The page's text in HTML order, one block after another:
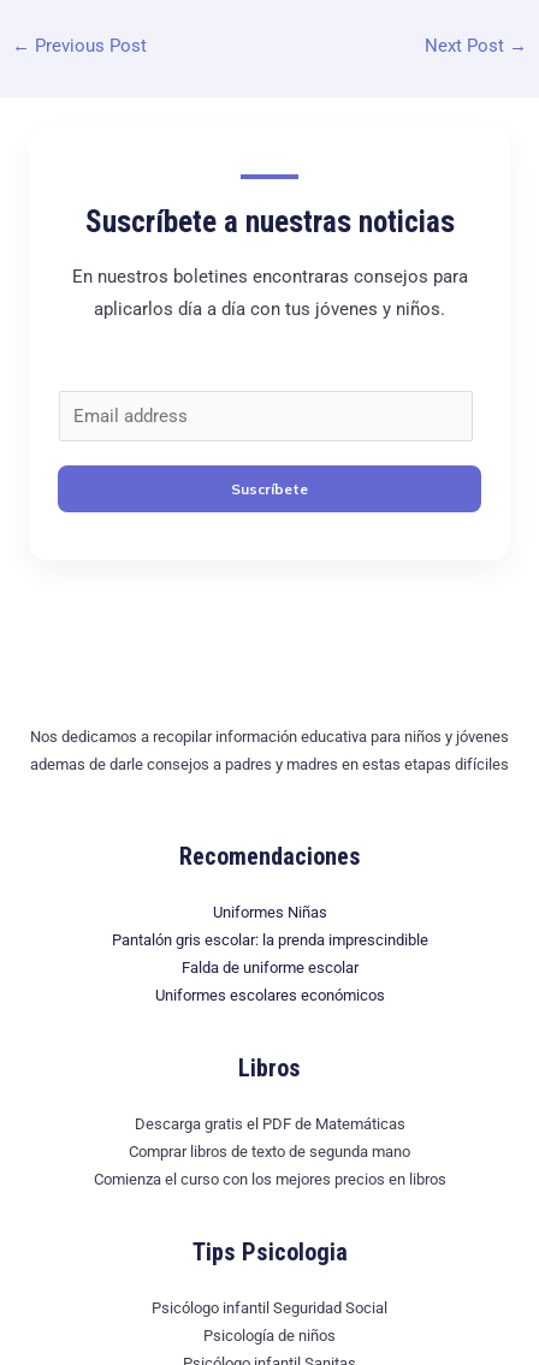
← Previous Post Next Post →
Suscríbete a nuestras noticias
En nuestros boletines encontraras consejos para
aplicarlos día a día con tus jóvenes y niños.
o
r
r
Suscríbete
Nos dedicamos a recopilar información educativa para niños y jóvenes
ademas de darle consejos a padres y madres en estas etapas difíciles
Recomendaciones
Uniformes Niñas
Pantalón gris escolar: la prenda imprescindible
Falda de uniforme escolar
Uniformes escolares económicos
Libros
Descarga gratis el PDF de Matemáticas
Comprar libros de texto de segunda mano
Comienza el curso con los mejores precios en libros
Tips Psicologia
Psicólogo infantil Seguridad Social
Psicología de niños